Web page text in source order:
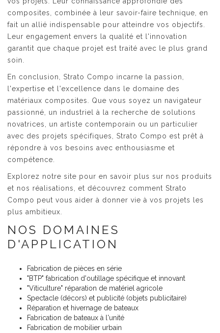
composites, combinée à leur savoir-faire technique, en
fait un allié indispensable pour atteindre vos objectifs.
Leur engagement envers la qualité et l'innovation
garantit que chaque projet est traité avec le plus grand
soin.
En conclusion, Strato Compo incarne la passion,
l'expertise et l'excellence dans le domaine des
matériaux composites. Que vous soyez un navigateur
passionné, un industriel à la recherche de solutions
novatrices, un artiste contemporain ou un particulier
avec des projets spécifiques, Strato Compo est prêt à
répondre à vos besoins avec enthousiasme et
compétence.
Explorez notre site pour en savoir plus sur nos produits
et nos réalisations, et découvrez comment Strato
Compo peut vous aider à donner vie à vos projets les
plus ambitieux.
NOS DOMAINES
D'APPLICATION
Fabrication de pièces en série
"BTP" fabrication d'outillage spécifique et innovant
"Viticulture" réparation de matériel agricole
Spectacle (décors) et publicité (objets publicitaire)
Réparation et hivernage de bateaux
Fabrication de bateaux à l'unité
Fabrication de mobilier urbain